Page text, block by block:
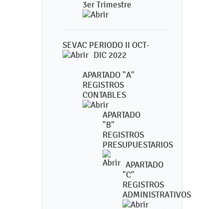
3er Trimestre
SEVAC PERIODO II OCT-
DIC 2022
APARTADO "A"
REGISTROS
CONTABLES
APARTADO
"B"
REGISTROS
PRESUPUESTARIOS
APARTADO
"C"
REGISTROS
ADMINISTRATIVOS